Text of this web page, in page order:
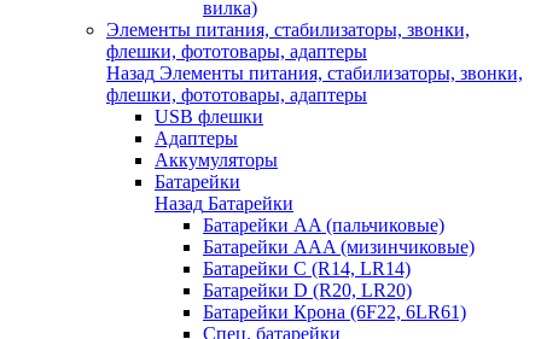
вилка)
Элементы питания, стабилизаторы, звонки,
флешки, фототовары, адаптеры
Назад Элементы питания, стабилизаторы, звонки,
флешки, фототовары, адаптеры
USB флешки
Адаптеры
Аккумуляторы
Батарейки
Назад Батарейки
Батарейки AA (пальчиковые)
Батарейки AAA (мизинчиковые)
Батарейки C (R14, LR14)
Батарейки D (R20, LR20)
Батарейки Крона (6F22, 6LR61)
Спец. батарейки